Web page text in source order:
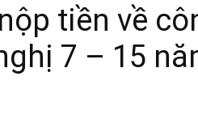
tiền về
7 – 15